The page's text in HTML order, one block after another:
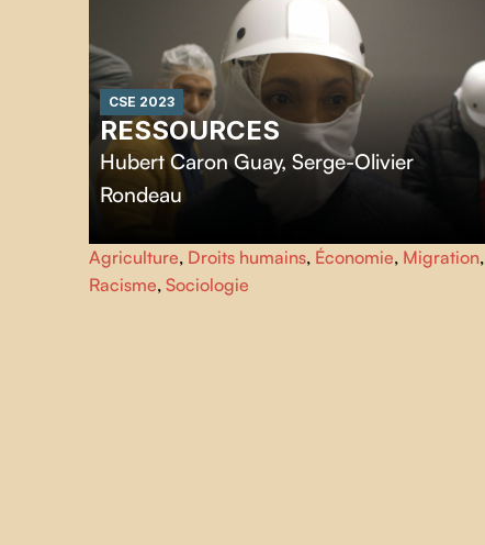
CSE 2023
RESSOURCES
Hubert Caron Guay, Serge-Olivier
Rondeau
Resourcess’intéresse aux conditions d’existence
d’humains, d’animaux et de végétaux liés entre eux par la
chaîne d’abattage et de transformation de viande. En
Agriculture, Droits humains, Économie, Migration,
Racisme, Sociologie